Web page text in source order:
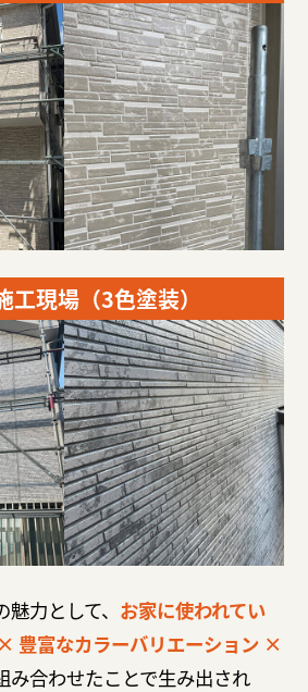
工現場（3色塗装）
力として、 お家に使われてい
豊富なカラーバリエーション ×
み合わせたことで生み出され